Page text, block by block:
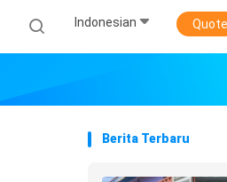
Indonesian
Berita Terbaru